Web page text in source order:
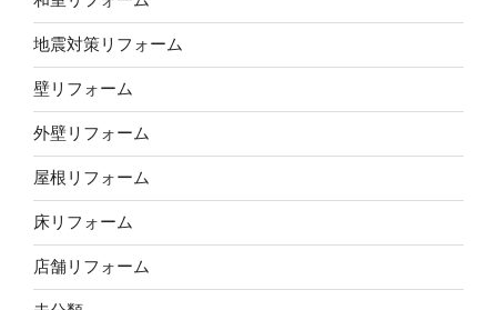
地震対策リフォーム
壁リフォーム
外壁リフォーム
屋根リフォーム
床リフォーム
店舗リフォーム